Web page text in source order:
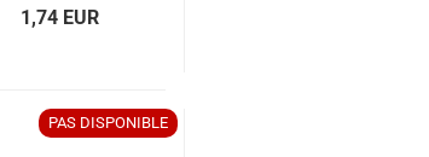
1,74 EUR
PAS DISPONIBLE